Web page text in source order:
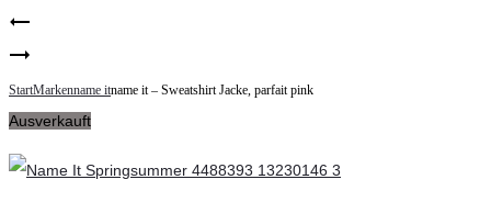
Product
navigation
–
Shirt
name
it
–
Sweatshirt
StartMarkenname itname it – Sweatshirt Jacke, parfait pink
Ausverkauft